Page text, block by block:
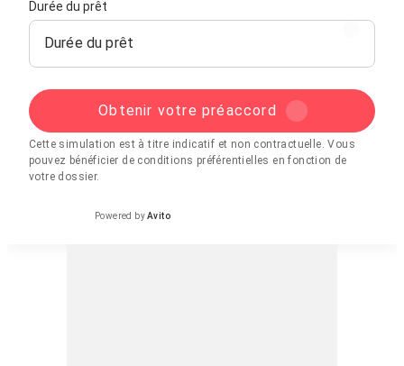
Durée du prêt
Durée du prêt
Obtenir votre préaccord
Cette simulation est à titre indicatif et non contractuelle. Vous
pouvez bénéficier de conditions préférentielles en fonction de
votre dossier.
Powered byAvito